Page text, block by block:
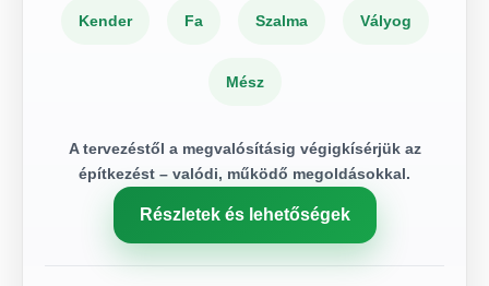
Kender Fa Szalma Vályog
Mész
A tervezéstől a megvalósításig végigkísérjük az
építkezést – valódi, működő megoldásokkal.
Részletek és lehetőségek